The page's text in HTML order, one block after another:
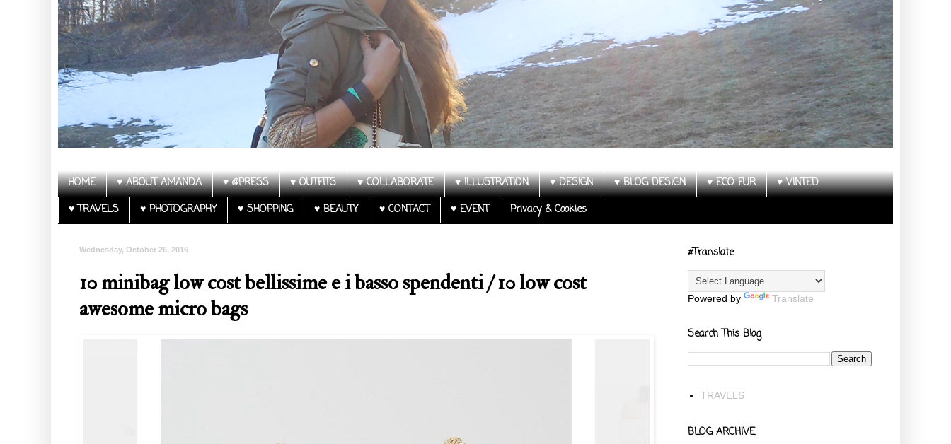
HOME ♥ ABOUT AMANDA ♥ @PRESS ♥ OUTFITS ♥ COLLABORATE ♥ ILLUSTRATION ♥ DESIGN ♥ BLOG DESIGN ♥ ECO FUR
♥ VINTED
♥ TRAVELS
♥ PHOTOGRAPHY ♥ SHOPPING ♥ BEAUTY ♥ CONTACT ♥ EVENT Privacy & Cookies
Wednesday, October 26, 2016
10 minibag low cost bellissime e i basso spendenti / 10 low cost
awesome micro bags
#Translate
Powered by Translate
Search This Blog
TRAVELS
BLOG ARCHIVE